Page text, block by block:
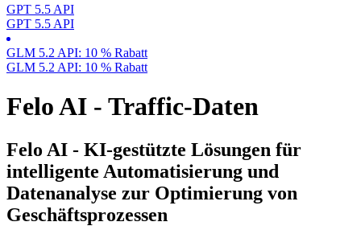
GPT 5.5 API
GPT 5.5 API
GLM 5.2 API: 10 % Rabatt
GLM 5.2 API: 10 % Rabatt
Felo AI - Traffic-Daten
Felo AI - KI-gestützte Lösungen für
intelligente Automatisierung und
Datenanalyse zur Optimierung von
Geschäftsprozessen